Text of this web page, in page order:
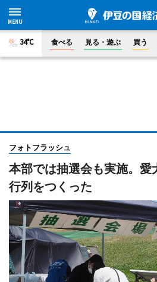
34°C 食べる 見る・遊ぶ 買う
フォトフラッシュ
本部では抽選会も実施。愛
行列をつくった